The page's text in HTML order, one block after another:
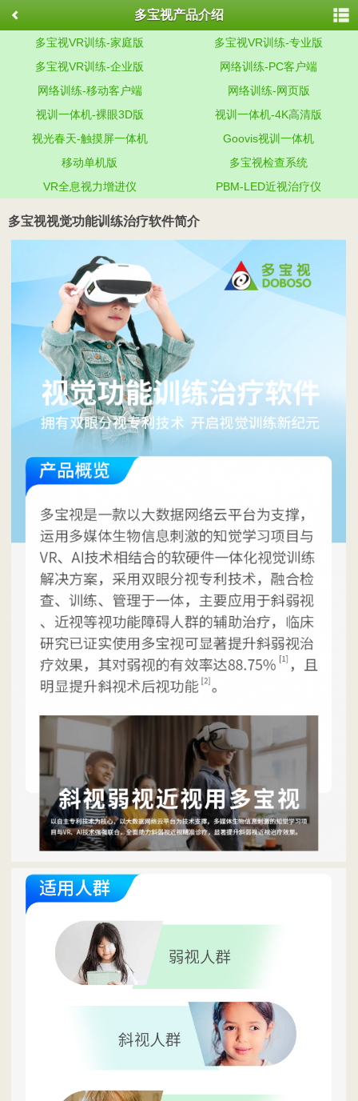
多宝视产品介绍
多宝视VR训练-家庭版
多宝视VR训练-专业版
多宝视VR训练-企业版
网络训练-PC客户端
网络训练-移动客户端
网络训练-网页版
视训一体机-裸眼3D版
视训一体机-4K高清版
视光春天-触摸屏一体机
Goovis视训一体机
移动单机版
多宝视检查系统
VR全息视力增进仪
PBM-LED近视治疗仪
多宝视视觉功能训练治疗软件简介